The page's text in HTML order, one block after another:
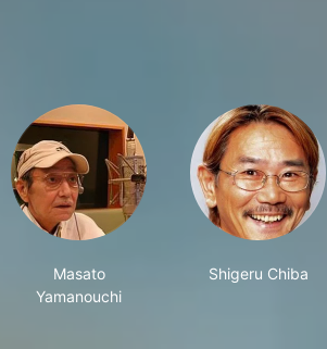
Masato
Yamanouchi
Shigeru Chiba